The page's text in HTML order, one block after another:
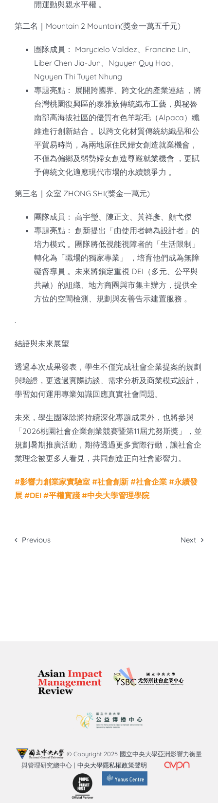
閒運動與親水平權 。
第二名｜Mountain 2 Mountain(獎金一萬五千元)
團隊成員： Marycielo Valdez、Francine Lin、
Liber Chen Jia-Jun、Nguyen Quy Hao、
Nguyen Thi Tuyet Nhung
專題亮點： 展開跨國界、跨文化的產業連結 ，將
台灣桃園復興區的泰雅族傳統織布工藝，與秘魯
南部高海拔社區的優質有色羊駝毛（Alpaca）纖
維進行創新結合 。以跨文化材質傳統紡織品和公
平貿易時尚，為兩地原住民婦女創造就業機會，
不僅為偏鄉及弱勢婦女創造尊嚴就業機會 ，更賦
予傳統文化適應現代市場的永續競爭力 。
第三名｜众室 ZHONG SHI(獎金一萬元)
團隊成員： 高宇瑩、陳正文、黃祥彥、顏弋傑
專題亮點： 創新提出「由使用者轉為設計者」的
培力模式 。團隊將低視能視障者的「生活限制」
轉化為「職場的獨家專業」 ，培育他們成為無障
礙督導員 。未來將鎖定重視 DEI（多元、公平與
共融）的組織、地方商圈與市集主辦方，提供全
方位的空間檢測、規劃與友善告示建置服務 。
.
結語與未來展望
透過本次成果發表，學生不僅完成社會企業提案的規劃
與驗證，更透過實際訪談、需求分析及商業模式設計，
學習如何運用專業知識回應真實社會問題。
未來，學生團隊除將持續深化專題成果外，也將參與
「2026桃園社會企業創業競賽暨第11屆尤努斯獎」，並
規劃暑期推廣活動，期待透過更多實際行動，讓社會企
業理念被更多人看見，共同創造正向社會影響力。
#影響力創業家實驗室 #社會創新 #社會企業 #永續發
展 #DEI #平權實踐 #中央大學管理學院
Previous Next
© Copyright 2025 國立中央大學亞洲影響力衡量
與管理研究總中心 | 中央大學隱私權政策聲明